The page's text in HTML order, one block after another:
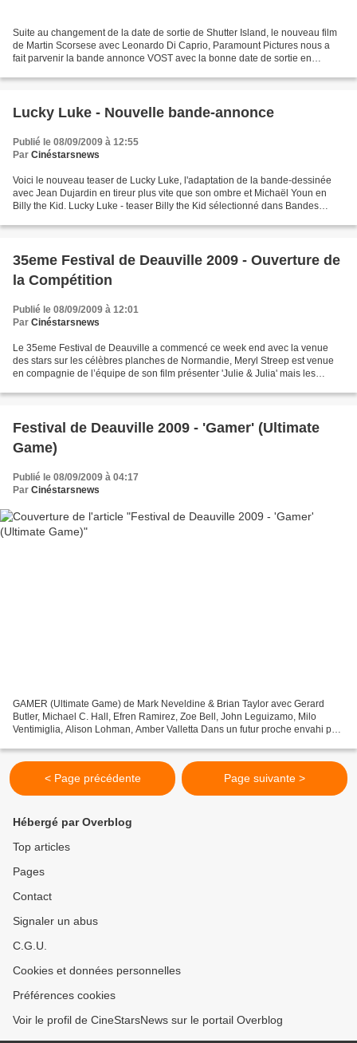
Suite au changement de la date de sortie de Shutter Island, le nouveau film
de Martin Scorsese avec Leonardo Di Caprio, Paramount Pictures nous a
fait parvenir la bande annonce VOST avec la bonne date de sortie en
Lucky Luke - Nouvelle bande-annonce
Publié le 08/09/2009 à 12:55
Par Cinéstarsnews
Voici le nouveau teaser de Lucky Luke, l'adaptation de la bande-dessinée
avec Jean Dujardin en tireur plus vite que son ombre et Michaël Youn en
Billy the Kid. Lucky Luke - teaser Billy the Kid sélectionné dans Bandes
35eme Festival de Deauville 2009 - Ouverture de
la Compétition
Publié le 08/09/2009 à 12:01
Par Cinéstarsnews
Le 35eme Festival de Deauville a commencé ce week end avec la venue
des stars sur les célèbres planches de Normandie, Meryl Streep est venue
en compagnie de l’équipe de son film présenter 'Julie & Julia' mais les
Festival de Deauville 2009 - 'Gamer' (Ultimate
Game)
Publié le 08/09/2009 à 04:17
Par Cinéstarsnews
GAMER (Ultimate Game) de Mark Neveldine & Brian Taylor avec Gerard
Butler, Michael C. Hall, Efren Ramirez, Zoe Bell, John Leguizamo, Milo
Ventimiglia, Alison Lohman, Amber Valletta Dans un futur proche envahi par
< Page précédente Page suivante >
Hébergé par Overblog
Top articles
Pages
Contact
Signaler un abus
C.G.U.
Cookies et données personnelles
Préférences cookies
Voir le profil de CineStarsNews sur le portail Overblog